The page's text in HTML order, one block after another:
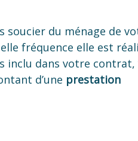
soucier du ménage de
fréquence elle est
inclu dans votre contrat,
d’une prestation